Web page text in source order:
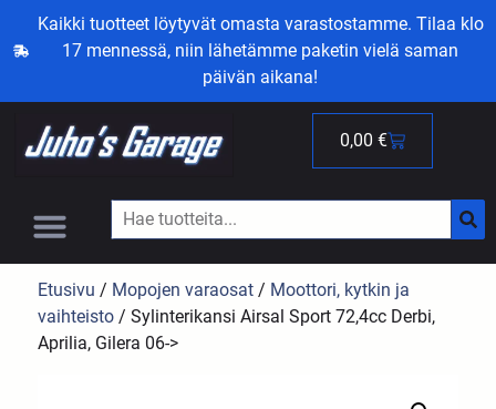
Kaikki tuotteet löytyvät omasta varastostamme. Tilaa klo
17 mennessä, niin lähetämme paketin vielä saman
päivän aikana!
0,00 €
Etusivu / Mopojen varaosat / Moottori, kytkin ja
vaihteisto / Sylinterikansi Airsal Sport 72,4cc Derbi,
Aprilia, Gilera 06->